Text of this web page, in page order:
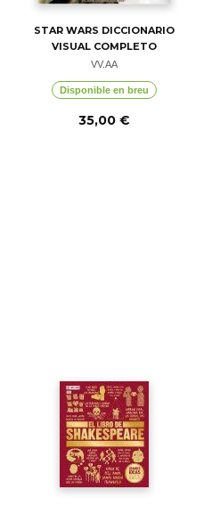
STAR WARS DICCIONARIO
VISUAL COMPLETO
VV.AA
Disponible en breu
35,00 €